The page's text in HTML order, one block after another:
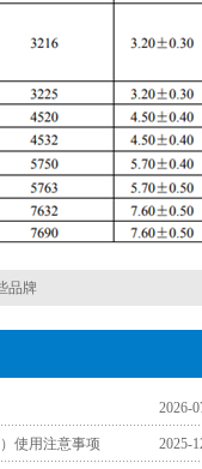
品牌
2026-
使用注意事项 2025-